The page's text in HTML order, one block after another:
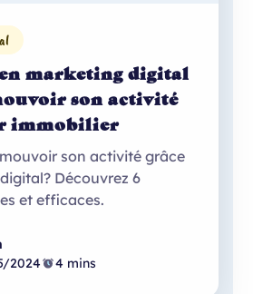
marketing digital
son activité
immobilier
son activité grâce
Découvrez 6
et efficaces.
2024
4 mins